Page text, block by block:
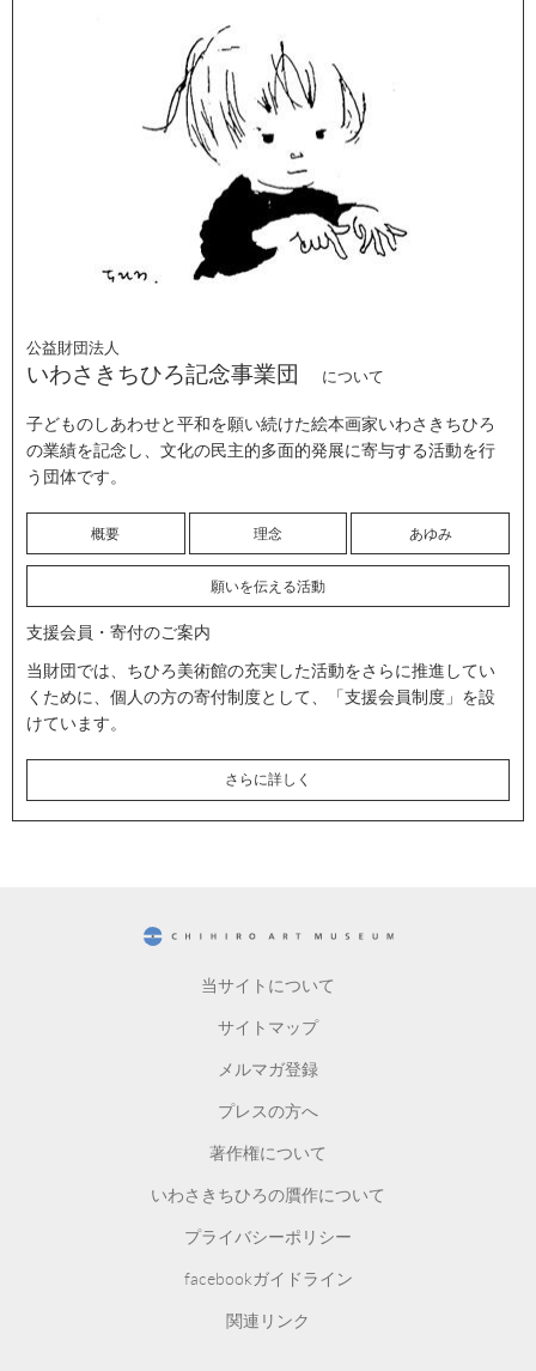
公益財団法人
いわさきちひろ記念事業団 について
子どものしあわせと平和を願い続けた絵本画家いわさきちひろ
の業績を記念し、文化の民主的多面的発展に寄与する活動を行
う団体です。
概要 理念 あゆみ
願いを伝える活動
支援会員・寄付のご案内
当財団では、ちひろ美術館の充実した活動をさらに推進してい
くために、個人の方の寄付制度として、「支援会員制度」を設
けています。
さらに詳しく
当サイトについて
サイトマップ
メルマガ登録
プレスの方へ
著作権について
いわさきちひろの贋作について
プライバシーポリシー
facebookガイドライン
関連リンク